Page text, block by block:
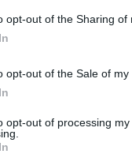
opt-out of the Sharing of
opt-out of the Sale of my
opt-out of processing
reikia
Tegyvuoja